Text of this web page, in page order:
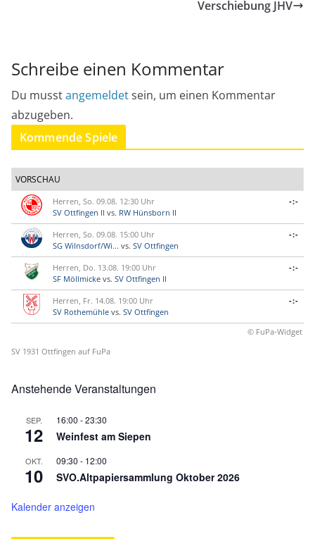
Verschiebung JHV
Schreibe einen Kommentar
Du musstangemeldetsein, um einen Kommentar
abzugeben.
Kommende Spiele
VORSCHAU
Herren, So. 09.08. 12:30 Uhr
SV Ottfingen II vs. RW Hünsborn II
-:-
Herren, So. 09.08. 15:00 Uhr
SG Wilnsdorf/Wi... vs. SV Ottfingen
-:-
Herren, Do. 13.08. 19:00 Uhr
SF Möllmicke vs. SV Ottfingen II
-:-
Herren, Fr. 14.08. 19:00 Uhr
SV Rothemühle vs. SV Ottfingen
-:-
© FuPa-Widget
SV 1931 Ottfingen auf FuPa
Anstehende Veranstaltungen
SEP.
12
16:00 -23:30
Weinfest am Siepen
OKT.
10
09:30 - 12:00
SVO.Altpapiersammlung Oktober 2026
Kalender anzeigen